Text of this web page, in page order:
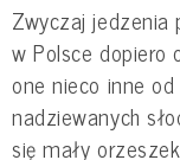
Zwyczaj jedzenia
w Polsce dopiero
one nieco inne
nadziewanych
się mały